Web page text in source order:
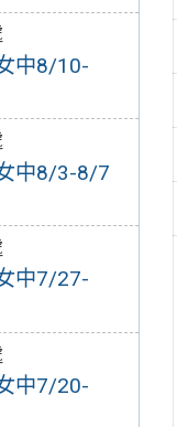
中8/10-
中8/3-8/7
中7/27-
中7/20-